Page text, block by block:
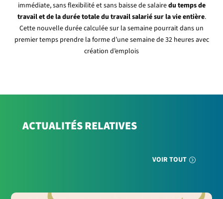
immédiate, sans flexibilité et sans baisse de salairedu temps de
travail et de la durée totale du travail salarié sur la vie entière.
Cette nouvelle durée calculée sur la semaine pourrait dans un
premier temps prendre la forme d’une semaine de 32 heures avec
création d’emplois
ACTUALITÉS RELATIVES
VOIR TOUT